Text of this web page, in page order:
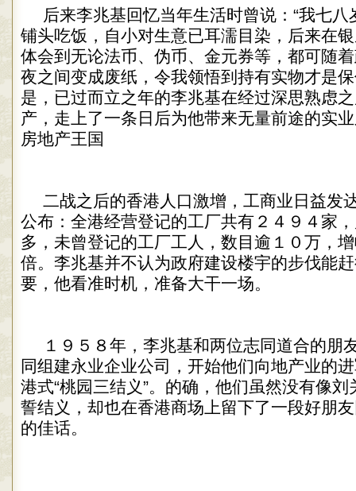
后来李兆基回忆当年生活时曾说：“我七
铺头吃饭，自小对生意已耳濡目染，后来在
体会到无论法币、伪币、金元券等，都可随
夜之间变成废纸，令我领悟到持有实物才是
是，已过而立之年的李兆基在经过深思熟虑
产，走上了一条日后为他带来无量前途的实
房地产王国
二战之后的香港人口激增，工商业日益发
公布：全港经营登记的工厂共有２４９４家
多，未曾登记的工厂工人，数目逾１０万，
倍。李兆基并不认为政府建设楼宇的步伐能
要，他看准时机，准备大干一场。
１９５８年，李兆基和两位志同道合的朋
同组建永业企业公司，开始他们向地产业的
港式“桃园三结义”。的确，他们虽然没有像
誓结义，却也在香港商场上留下了一段好朋
的佳话。